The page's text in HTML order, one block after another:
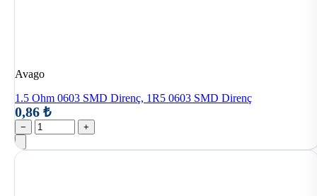
Avago
1.5 Ohm 0603 SMD Direnç, 1R5 0603 SMD Direnç
0,86 ₺
− +